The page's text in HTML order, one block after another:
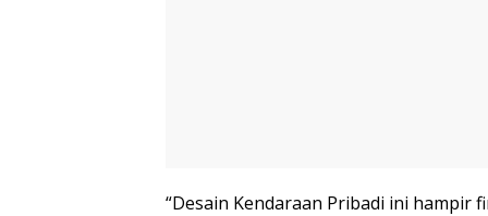
“Desain Kendaraan Pribadi ini hampir